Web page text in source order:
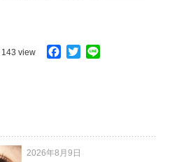
│143 view Facebook
Twitter
2026年8月9日